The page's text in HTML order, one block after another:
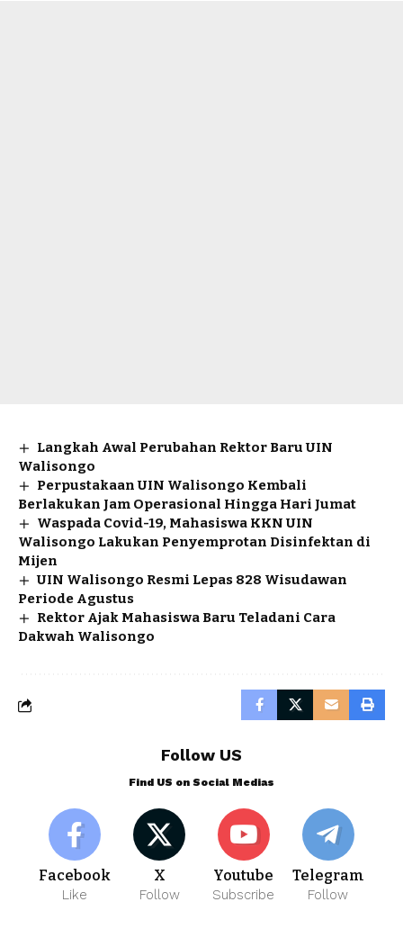
Langkah Awal Perubahan Rektor Baru UIN
Walisongo
Perpustakaan UIN Walisongo Kembali
Berlakukan Jam Operasional Hingga Hari Jumat
Waspada Covid-19, Mahasiswa KKN UIN
Walisongo Lakukan Penyemprotan Disinfektan di
Mijen
UIN Walisongo Resmi Lepas 828 Wisudawan
Periode Agustus
Rektor Ajak Mahasiswa Baru Teladani Cara
Dakwah Walisongo
Follow US
Find US on Social Medias
Facebook
Like
X
Follow
Youtube
Subscribe
Telegram
Follow